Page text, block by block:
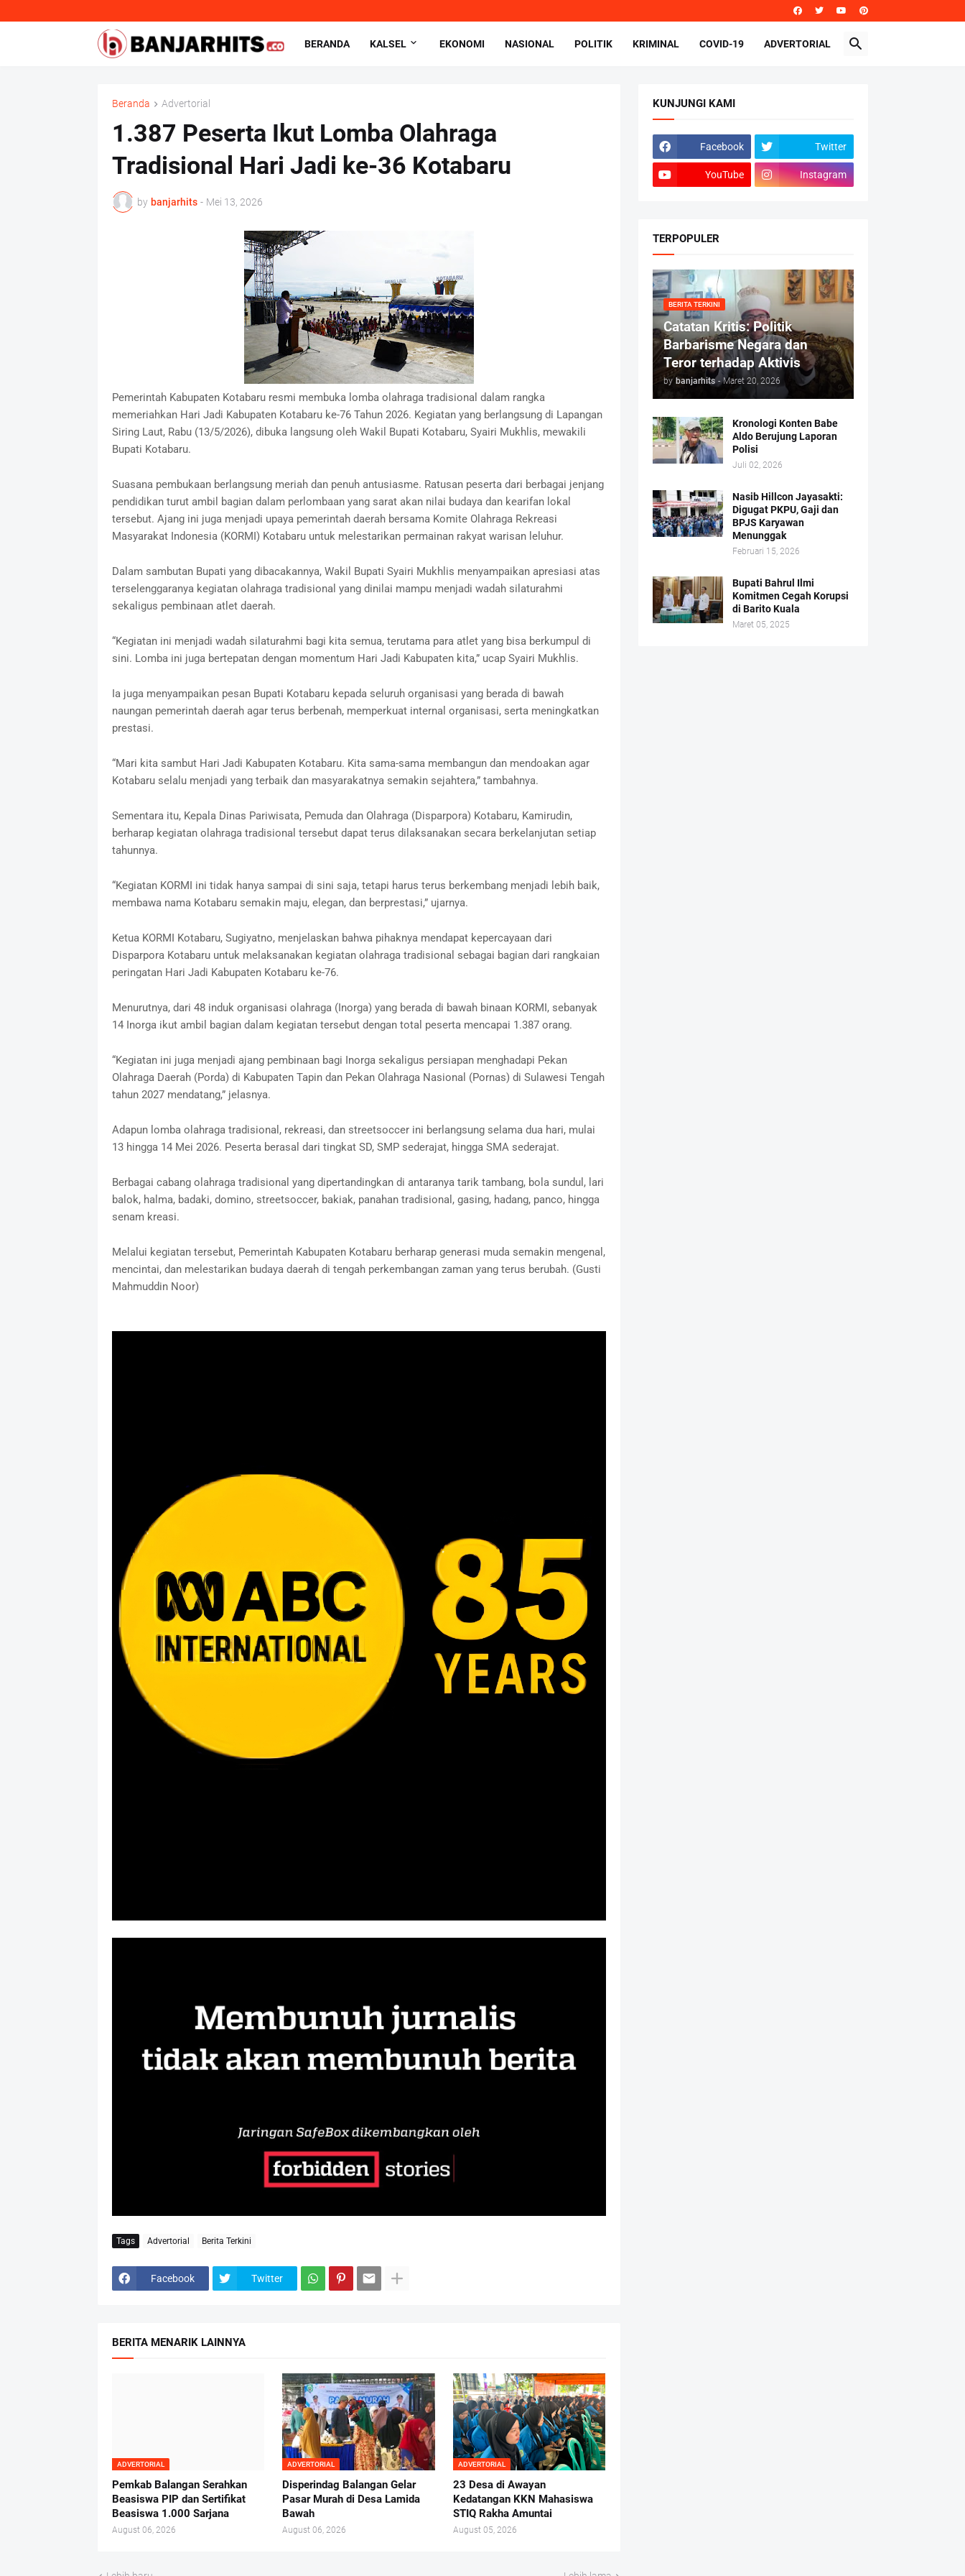
BERANDA KALSEL EKONOMI NASIONAL POLITIK KRIMINAL COVID-19 ADVERTORIAL
Beranda Advertorial
1.387 Peserta Ikut Lomba Olahraga
Tradisional Hari Jadi ke-36 Kotabaru
by banjarhits - Mei 13, 2026
Pemerintah Kabupaten Kotabaru resmi membuka lomba olahraga tradisional dalam rangka
memeriahkan Hari Jadi Kabupaten Kotabaru ke-76 Tahun 2026. Kegiatan yang berlangsung di Lapangan
Siring Laut, Rabu (13/5/2026), dibuka langsung oleh Wakil Bupati Kotabaru, Syairi Mukhlis, mewakili
Bupati Kotabaru.
Suasana pembukaan berlangsung meriah dan penuh antusiasme. Ratusan peserta dari berbagai jenjang
pendidikan turut ambil bagian dalam perlombaan yang sarat akan nilai budaya dan kearifan lokal
tersebut. Ajang ini juga menjadi upaya pemerintah daerah bersama Komite Olahraga Rekreasi
Masyarakat Indonesia (KORMI) Kotabaru untuk melestarikan permainan rakyat warisan leluhur.
Dalam sambutan Bupati yang dibacakannya, Wakil Bupati Syairi Mukhlis menyampaikan apresiasi atas
terselenggaranya kegiatan olahraga tradisional yang dinilai mampu menjadi wadah silaturahmi
sekaligus pembinaan atlet daerah.
“Kegiatan ini menjadi wadah silaturahmi bagi kita semua, terutama para atlet yang bisa berkumpul di
sini. Lomba ini juga bertepatan dengan momentum Hari Jadi Kabupaten kita,” ucap Syairi Mukhlis.
Ia juga menyampaikan pesan Bupati Kotabaru kepada seluruh organisasi yang berada di bawah
naungan pemerintah daerah agar terus berbenah, memperkuat internal organisasi, serta meningkatkan
prestasi.
“Mari kita sambut Hari Jadi Kabupaten Kotabaru. Kita sama-sama membangun dan mendoakan agar
Kotabaru selalu menjadi yang terbaik dan masyarakatnya semakin sejahtera,” tambahnya.
Sementara itu, Kepala Dinas Pariwisata, Pemuda dan Olahraga (Disparpora) Kotabaru, Kamirudin,
berharap kegiatan olahraga tradisional tersebut dapat terus dilaksanakan secara berkelanjutan setiap
tahunnya.
“Kegiatan KORMI ini tidak hanya sampai di sini saja, tetapi harus terus berkembang menjadi lebih baik,
membawa nama Kotabaru semakin maju, elegan, dan berprestasi,” ujarnya.
Ketua KORMI Kotabaru, Sugiyatno, menjelaskan bahwa pihaknya mendapat kepercayaan dari
Disparpora Kotabaru untuk melaksanakan kegiatan olahraga tradisional sebagai bagian dari rangkaian
peringatan Hari Jadi Kabupaten Kotabaru ke-76.
Menurutnya, dari 48 induk organisasi olahraga (Inorga) yang berada di bawah binaan KORMI, sebanyak
14 Inorga ikut ambil bagian dalam kegiatan tersebut dengan total peserta mencapai 1.387 orang.
“Kegiatan ini juga menjadi ajang pembinaan bagi Inorga sekaligus persiapan menghadapi Pekan
Olahraga Daerah (Porda) di Kabupaten Tapin dan Pekan Olahraga Nasional (Pornas) di Sulawesi Tengah
tahun 2027 mendatang,” jelasnya.
Adapun lomba olahraga tradisional, rekreasi, dan streetsoccer ini berlangsung selama dua hari, mulai
13 hingga 14 Mei 2026. Peserta berasal dari tingkat SD, SMP sederajat, hingga SMA sederajat.
Berbagai cabang olahraga tradisional yang dipertandingkan di antaranya tarik tambang, bola sundul, lari
balok, halma, badaki, domino, streetsoccer, bakiak, panahan tradisional, gasing, hadang, panco, hingga
senam kreasi.
Melalui kegiatan tersebut, Pemerintah Kabupaten Kotabaru berharap generasi muda semakin mengenal,
mencintai, dan melestarikan budaya daerah di tengah perkembangan zaman yang terus berubah. (Gusti
Mahmuddin Noor)
Tags Advertorial Berita Terkini
Facebook Twitter
BERITA MENARIK LAINNYA
ADVERTORIAL
Pemkab Balangan Serahkan
Beasiswa PIP dan Sertifikat
Beasiswa 1.000 Sarjana
August 06, 2026
ADVERTORIAL
Disperindag Balangan Gelar
Pasar Murah di Desa Lamida
Bawah
August 06, 2026
ADVERTORIAL
23 Desa di Awayan
Kedatangan KKN Mahasiswa
STIQ Rakha Amuntai
August 05, 2026
KUNJUNGI KAMI
Facebook Twitter
YouTube Instagram
TERPOPULER
BERITA TERKINI
Catatan Kritis: Politik
Barbarisme Negara dan
Teror terhadap Aktivis
by banjarhits - Maret 20, 2026
Kronologi Konten Babe
Aldo Berujung Laporan
Polisi
Juli 02, 2026
Nasib Hillcon Jayasakti:
Digugat PKPU, Gaji dan
BPJS Karyawan
Menunggak
Februari 15, 2026
Bupati Bahrul Ilmi
Komitmen Cegah Korupsi
di Barito Kuala
Maret 05, 2025